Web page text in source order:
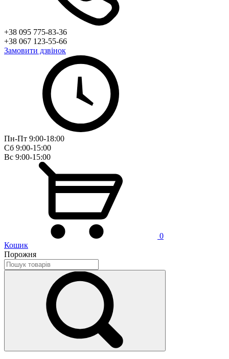
+38 095 775-83-36
+38 067 123-55-66
Замовити дзвінок
Пн-Пт 9:00-18:00
Сб 9:00-15:00
Вс 9:00-15:00
0
Кошик
Порожня